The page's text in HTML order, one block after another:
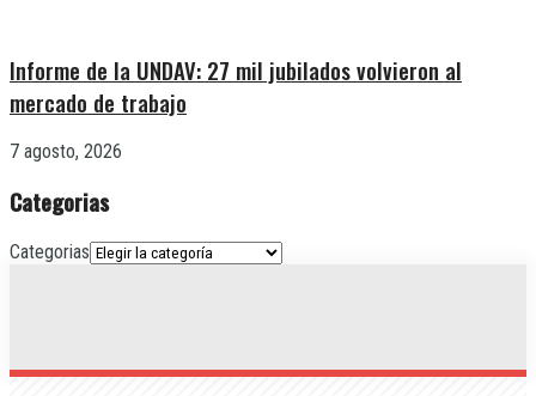
Informe de la UNDAV: 27 mil jubilados volvieron al
mercado de trabajo
7 agosto, 2026
Categorias
Categorias